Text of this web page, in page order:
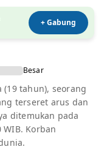
+ Gabung
Besar
(19 tahun), seorang
terseret arus dan
ditemukan pada
Korban